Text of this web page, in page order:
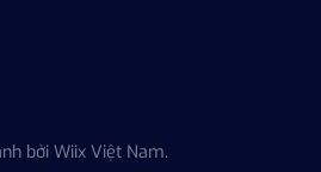
bởi Wiix Việt Nam.